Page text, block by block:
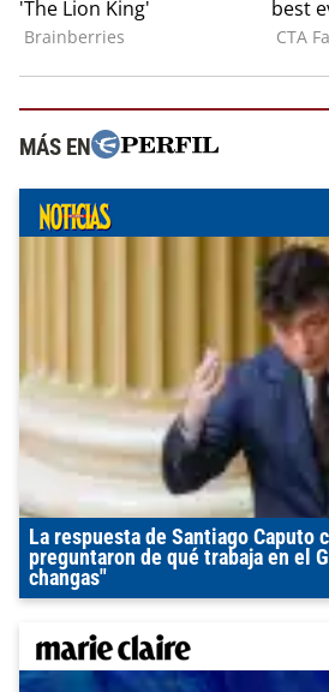
MÁS EN
La respuesta de Santiago Caputo
preguntaron de qué trabaja en el
changas"